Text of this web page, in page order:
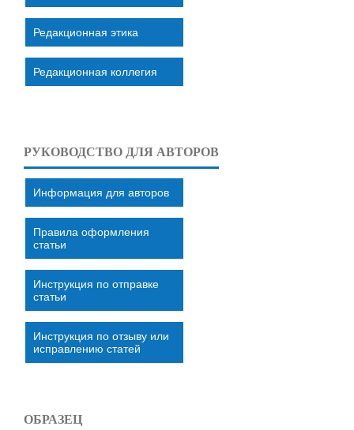
Редакционная этика
Редакционная коллегия
РУКОВОДСТВО ДЛЯ АВТОРОВ
Информация для авторов
Правила оформления
статьи
Инструкция по отправке
статьи
Инструкция по отзыву или
исправлению статей
ОБРАЗЕЦ